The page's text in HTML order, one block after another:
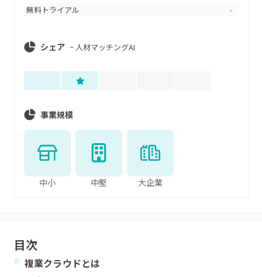
無料トライアル -
シェア ~ 人材マッチングAI
事業規模
中小 中堅 大企業
目次
複業クラウドとは